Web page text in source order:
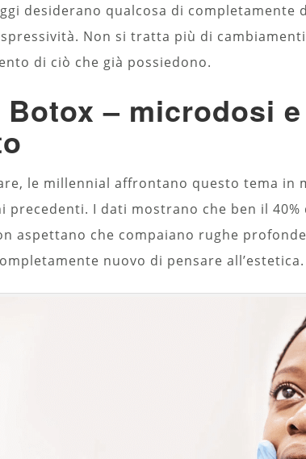
desiderano qualcosa di completamente
Non si tratta più di
di ciò che già possiedono.
Botox – microdosi
le millennial affrontano questo tema in
precedenti. I dati mostrano che ben il
aspettano che compaiano rughe
nuovo di pensare all’estetica.